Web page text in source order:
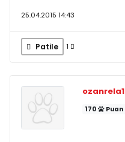
25.04.2015 14:43
Patile 1
ozanrela1
170 Puan